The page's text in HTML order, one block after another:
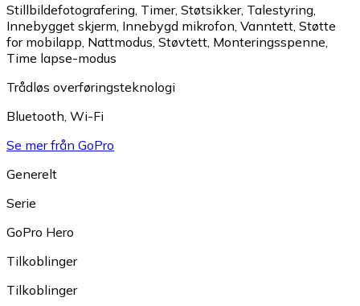
Stillbildefotografering Timer, Støtsikker, Talestyring
Innebygget skjerm Innebygd mikrofon Vanntett Støtte
for mobilapp Nattmodus Støvtett Monteringsspenne
Time lapse-modus
Trådløs overføringsteknologi
Bluetooth Wi-Fi
Se mer från GoPro
Generelt
Serie
GoPro Hero
Tilkoblinger
Tilkoblinger